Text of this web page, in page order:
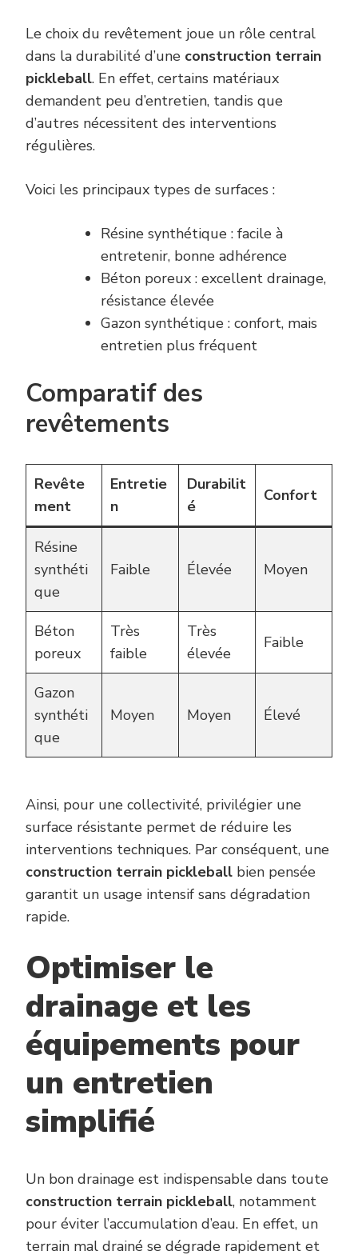
Le choix du revêtement joue un rôle central
dans la durabilité d’une construction terrain
pickleball. En effet, certains matériaux
demandent peu d’entretien, tandis que
d’autres nécessitent des interventions
régulières.
Voici les principaux types de surfaces :
Résine synthétique : facile à
entretenir, bonne adhérence
Béton poreux : excellent drainage,
résistance élevée
Gazon synthétique : confort, mais
entretien plus fréquent
Comparatif des
revêtements
Revête
ment
Entretie
n
Durabilit
é
Confort
Résine
synthéti
que
Faible Élevée Moyen
Béton
poreux
Très
faible
Très
élevée
Faible
Gazon
synthéti
que
Moyen Moyen Élevé
Ainsi, pour une collectivité, privilégier une
surface résistante permet de réduire les
interventions techniques. Par conséquent, une
construction terrain pickleball bien pensée
garantit un usage intensif sans dégradation
rapide.
Optimiser le
drainage et les
équipements pour
un entretien
simplifié
Un bon drainage est indispensable dans toute
construction terrain pickleball, notamment
pour éviter l’accumulation d’eau. En effet, un
terrain mal drainé se dégrade rapidement et